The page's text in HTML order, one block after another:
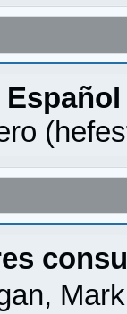
(